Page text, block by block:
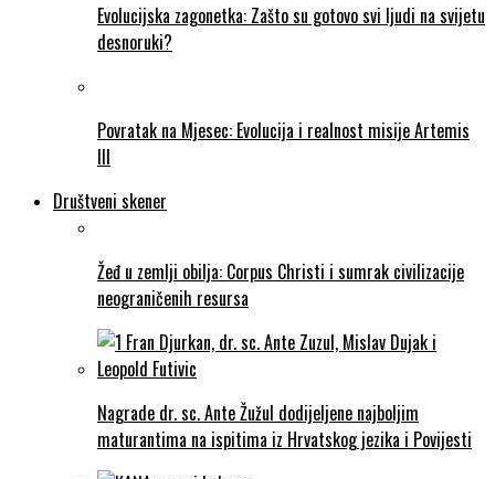
Evolucijska zagonetka: Zašto su gotovo svi ljudi na svijetu
desnoruki?
Povratak na Mjesec: Evolucija i realnost misije Artemis
III
Društveni skener
Žeđ u zemlji obilja: Corpus Christi i sumrak civilizacije
neograničenih resursa
Nagrade dr. sc. Ante Žužul dodijeljene najboljim
maturantima na ispitima iz Hrvatskog jezika i Povijesti